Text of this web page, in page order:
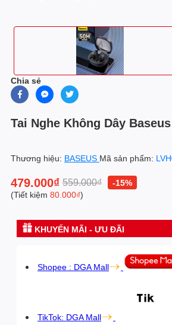
Chia sẻ
Tai Nghe Không Dây
Thương hiệu: BASEUS Mã sản phẩm:
479.000₫ 559.000₫
-15%
(Tiết kiệm 80.000₫)
KHUYẾN MÃI - ƯU ĐÃI
Shopee : DGA Mall
TikTok: DGA Mall